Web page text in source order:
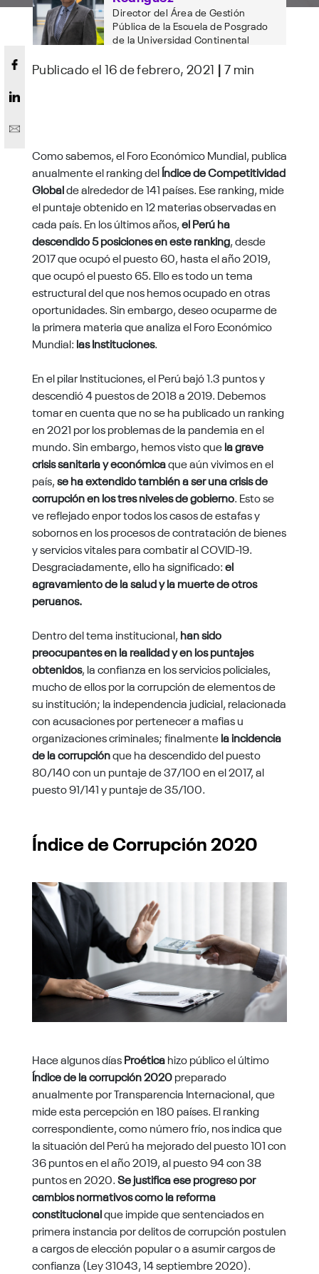
Director del Área de Gestión
Pública de la Escuela de Posgrado
de la Universidad Continental
Publicado el 16 de febrero, 2021 | 7 min
Como sabemos, el Foro Económico Mundial, publica
anualmente el ranking delÍndice de Competitividad
Globalde alrededor de 141 países. Ese ranking, mide
el puntaje obtenido en 12 materias observadas en
cada país. En los últimos años,el Perú ha
descendido 5 posiciones en este ranking, desde
2017 que ocupó el puesto 60, hasta el año 2019,
que ocupó el puesto 65. Ello es todo un tema
estructural del que nos hemos ocupado en otras
oportunidades. Sin embargo, deseo ocuparme de
la primera materia que analiza el Foro Económico
Mundial: las Instituciones.
En el pilar Instituciones, el Perú bajó 1.3 puntos y
descendió 4 puestos de 2018 a 2019. Debemos
tomar en cuenta que no se ha publicado un ranking
en 2021 por los problemas de la pandemia en el
mundo. Sin embargo, hemos visto quela grave
crisis sanitaria y económicaque aún vivimos en el
país,se ha extendido también a ser una crisis de
corrupción en los tres niveles de gobierno. Esto se
ve reflejado enpor todos los casos de estafas y
sobornos en los procesos de contratación de bienes
y servicios vitales para combatir al COVID-19.
Desgraciadamente, ello ha significado:el
agravamiento de la salud y la muerte de otros
peruanos.
Dentro del tema institucional, han sido
preocupantes en la realidad y en los puntajes
obtenidos, la confianza en los servicios policiales,
mucho de ellos por la corrupción de elementos de
su institución; la independencia judicial, relacionada
con acusaciones por pertenecer a mafias u
organizaciones criminales; finalmentela incidencia
de la corrupciónque ha descendido del puesto
80/140 con un puntaje de 37/100 en el 2017, al
puesto 91/141 y puntaje de 35/100.
Índice de Corrupción 2020
Hace algunos díasProéticahizo público el último
Índice de la corrupción 2020preparado
anualmente por Transparencia Internacional, que
mide esta percepción en 180 países. El ranking
correspondiente, como número frío, nos indica que
la situación del Perú ha mejorado del puesto 101 con
36 puntos en el año 2019, al puesto 94 con 38
puntos en 2020.Se justifica ese progreso por
cambios normativos como la reforma
constitucionalque impide que sentenciados en
primera instancia por delitos de corrupción postulen
a cargos de elección popular o a asumir cargos de
confianza (Ley 31043, 14 septiembre 2020).